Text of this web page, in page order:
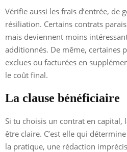
Vérifie aussi les frais d’entrée, de
résiliation. Certains contrats
mais deviennent moins
additionnés. De même, certaines
exclues ou facturées en
le coût final.
La clause bénéficiaire
Si tu choisis un contrat en capital,
être claire. C’est elle qui
la pratique, une rédaction